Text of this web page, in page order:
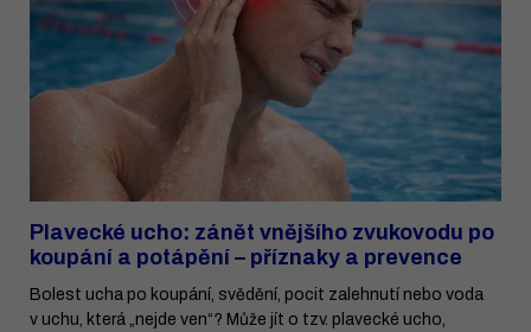
Plavecké ucho: zánět vnějšího zvukovodu po
koupání a potápění – příznaky a prevence
Bolest ucha po koupání, svědění, pocit zalehnutí nebo voda
v uchu, která „nejde ven“? Může jít o tzv. plavecké ucho,